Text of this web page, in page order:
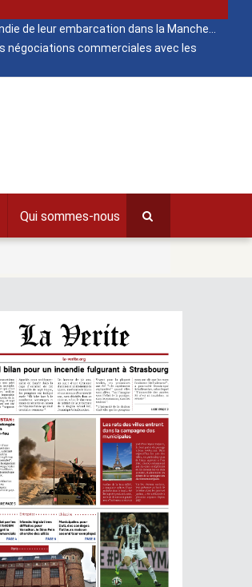
de leur embarcation dans la Manche
négociations commerciales avec les
Qui sommes-nous